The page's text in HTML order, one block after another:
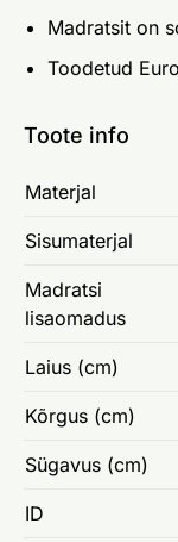
Madratsit on
Toodetud
Toote info
Materjal
Sisumaterjal
Madratsi
lisaomadus
Laius (cm)
Kõrgus (cm)
Sügavus (cm)
ID